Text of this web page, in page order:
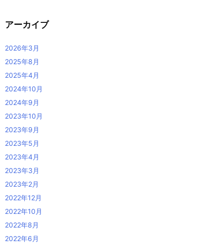
アーカイブ
2026年3月
2025年8月
2025年4月
2024年10月
2024年9月
2023年10月
2023年9月
2023年5月
2023年4月
2023年3月
2023年2月
2022年12月
2022年10月
2022年8月
2022年6月